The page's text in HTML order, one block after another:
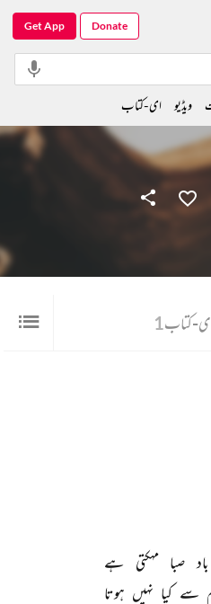
کتاب1
باد صبا مہکتی
ہے
سے کیا نہیں ہوتا
Get App Donate
ویڈیو ای-کتاب